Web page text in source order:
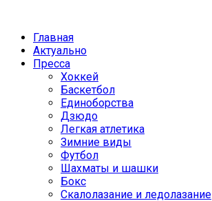
Главная
Актуально
Пресса
Хоккей
Баскетбол
Единоборства
Дзюдо
Легкая атлетика
Зимние виды
Футбол
Шахматы и шашки
Бокс
Скалолазание и ледолазание